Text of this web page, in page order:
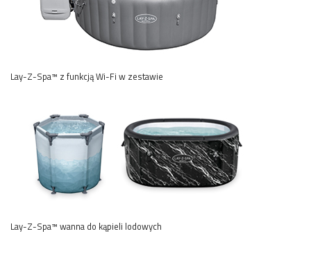
Lay-Z-Spa™ z funkcją Wi-Fi w zestawie
Lay-Z-Spa™ wanna do kąpieli lodowych